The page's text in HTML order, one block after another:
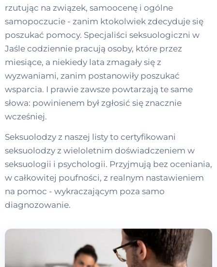
rzutując na związek, samoocenę i ogólne
samopoczucie - zanim ktokolwiek zdecyduje się
poszukać pomocy. Specjaliści seksuologiczni w
Jaśle codziennie pracują osoby, które przez
miesiące, a niekiedy lata zmagały się z
wyzwaniami, zanim postanowiły poszukać
wsparcia. I prawie zawsze powtarzają te same
słowa: powinienem był zgłosić się znacznie
wcześniej.
Seksuolodzy z naszej listy to certyfikowani
seksuolodzy z wieloletnim doświadczeniem w
seksuologii i psychologii. Przyjmują bez oceniania,
w całkowitej poufności, z realnym nastawieniem
na pomoc - wykraczającym poza samo
diagnozowanie.